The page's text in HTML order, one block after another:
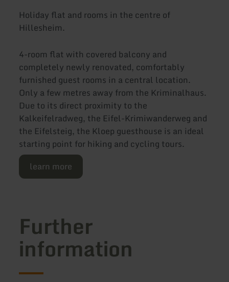
Holiday flat and rooms in the centre of
Hillesheim.
4-room flat with covered balcony and
completely newly renovated, comfortably
furnished guest rooms in a central location.
Only a few metres away from the Kriminalhaus.
Due to its direct proximity to the
Kalkeifelradweg, the Eifel-Krimiwanderweg and
the Eifelsteig, the Kloep guesthouse is an ideal
starting point for hiking and cycling tours.
learn more
Further
information